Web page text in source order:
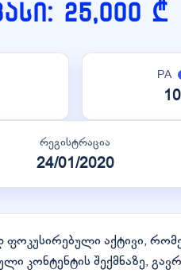
25,000 ₾
PA
10
რეგისტრაცია
24/01/2020
ფოკუსირებული აქტივი,
კონტენტის შექმნაზე,